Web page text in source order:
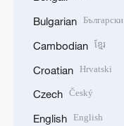
Bulgarian Български
Cambodian ខ្មែរ
Croatian Hrvatski
Czech Český
English English